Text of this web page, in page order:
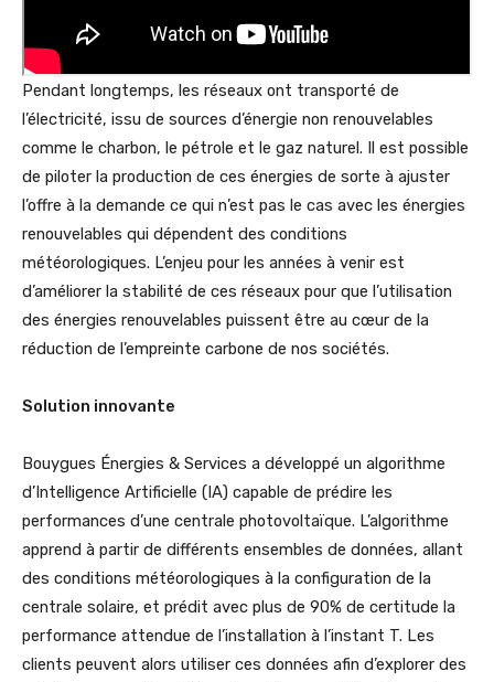
Pendant longtemps, les réseaux ont transporté de
l’électricité, issu de sources d’énergie non renouvelables
comme le charbon, le pétrole et le gaz naturel.
Il est possible
de piloter la production de ces énergies de sorte à ajuster
l’offre à la demande ce qui n’est pas le cas avec les énergies
renouvelables qui dépendent des conditions
météorologiques. L’enjeu pour les années à venir est
d’améliorer la stabilité de ces réseaux pour que l’utilisation
des énergies renouvelables puissent être au cœur de la
réduction de l’empreinte carbone de nos sociétés.
Solution innovante
Bouygues Énergies & Services a développé un algorithme
d’Intelligence Artificielle (IA) capable de prédire les
performances d’une centrale photovoltaïque. L’algorithme
apprend à partir de différents ensembles de données, allant
des conditions météorologiques à la configuration de la
centrale solaire, et prédit avec plus de 90% de certitude la
performance attendue de l’installation à l’instant T. Les
clients peuvent alors utiliser ces données afin d’explorer des